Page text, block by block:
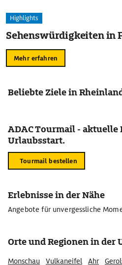
Highlights
Sehenswürdigkeiten in
Mehr erfahren
Beliebte Ziele in
ADAC Tourmail - aktuelle
Urlaubsstart.
Tourmail bestellen
Erlebnisse in der Nähe
Angebote für unvergessliche
Orte und Regionen in der
Monschau Vulkaneifel Ahr